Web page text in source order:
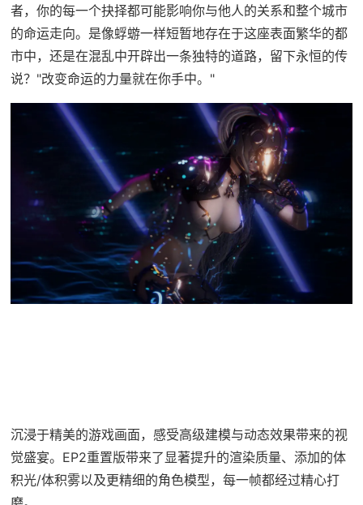
者，你的每一个抉择都可能影响你与他人的关系和整个城市
的命运走向。是像蜉蝣一样短暂地存在于这座表面繁华的都
市中，还是在混乱中开辟出一条独特的道路，留下永恒的传
说？"改变命运的力量就在你手中。"
沉浸于精美的游戏画面，感受高级建模与动态效果带来的视
觉盛宴。EP2重置版带来了显著提升的渲染质量、添加的体
积光/体积雾以及更精细的角色模型，每一帧都经过精心打